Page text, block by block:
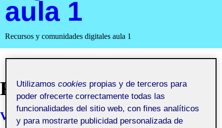
aula 1
Recursos y comunidades digitales aula 1
RECURSOS
Valoración final asignatura
Utilizamoscookies propias y de terceros para
poder ofrecerte correctamente todas las
funcionalidades del sitio web, con fines analíticos
y para mostrarte publicidad personalizada de